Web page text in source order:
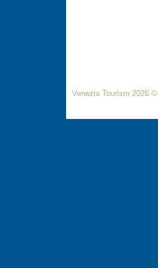
Venezia Tourism 2026 ©